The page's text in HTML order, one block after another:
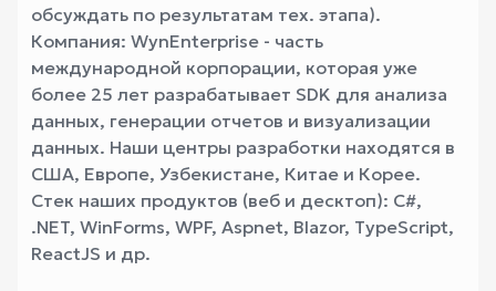
обсуждать по результатам тех. этапа).
Компания: WynEnterprise - часть
международной корпорации, которая уже
более 25 лет разрабатывает SDK для анализа
данных, генерации отчетов и визуализации
данных. Наши центры разработки находятся в
США, Европе, Узбекистане, Китае и Корее.
Cтек наших продуктов (веб и десктоп): C#,
.NET, WinForms, WPF, Aspnet, Blazor, TypeScript,
ReactJS и др.